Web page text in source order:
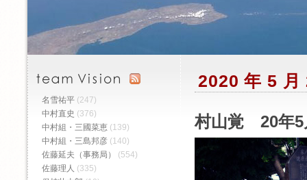
2020 年 5 月
村山覚 20年5
名雪祐平 (247)
中村直史 (376)
中村組・三國菜恵 (139)
中村組・三島邦彦 (140)
佐藤延夫（事務局）
(554)
佐藤理人 (335)